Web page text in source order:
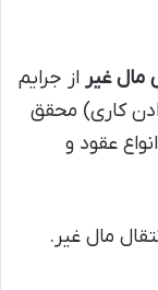
غیر از جرایم
کاری) محقق
عقود و
مال غیر.